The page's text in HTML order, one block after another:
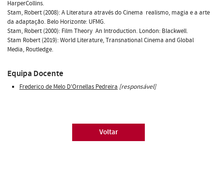
HarperCollins.
Stam, Robert (2008): A Literatura através do Cinema  realismo, magia e a arte
da adaptação. Belo Horizonte: UFMG.
Stam, Robert (2000): Film Theory  An Introduction. London: Blackwell.
Stam Robert (2019): World Literature, Transnational Cinema and Global
Media, Routledge.
Equipa Docente
Frederico de Melo D'Ornellas Pedreira [responsável]
Voltar